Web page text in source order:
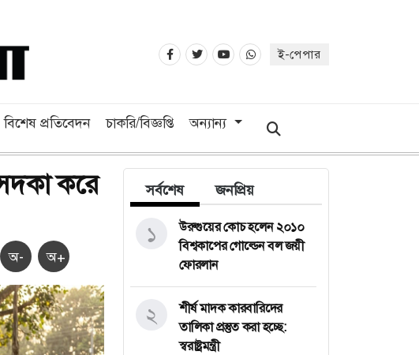
ই-পেপার
বিশেষ প্রতিবেদন চাকরি/বিজ্ঞপ্তি অন্যান্য
করে
অ- অ+
সর্বশেষ জনপ্রিয়
উরুগুয়ের কোচ হলেন ২০১০
বিশ্বকাপের গোল্ডেন বল জয়ী
ফোরলান
১
শীর্ষ মাদক কারবারিদের
তালিকা প্রস্তুত করা হচ্ছে:
স্বরাষ্ট্রমন্ত্রী
২